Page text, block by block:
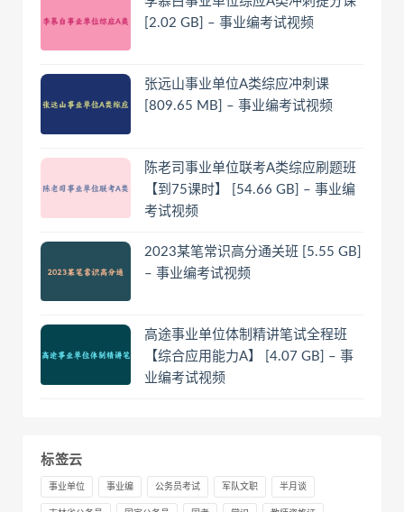
[2.02 GB] – 事业编考试视频
张远山事业单位A类综应冲刺课
[809.65 MB] – 事业编考试视频
陈老司事业单位联考A类综应刷题班
【到75课时】 [54.66 GB] – 事业编
考试视频
2023某笔常识高分通关班 [5.55 GB]
– 事业编考试视频
高途事业单位体制精讲笔试全程班
【综合应用能力A】 [4.07 GB] – 事
业编考试视频
标签云
事业单位 事业编 公务员考试 军队文职 半月谈